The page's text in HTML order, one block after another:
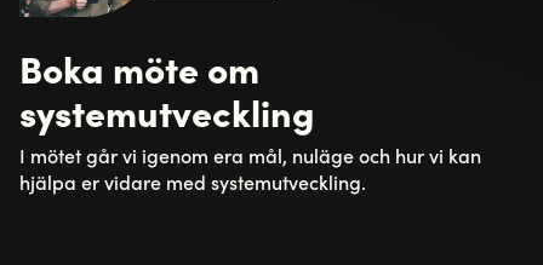
Boka möte om
systemutveckling
I mötet går vi igenom era mål, nuläge och hur vi kan
hjälpa er vidare med systemutveckling.